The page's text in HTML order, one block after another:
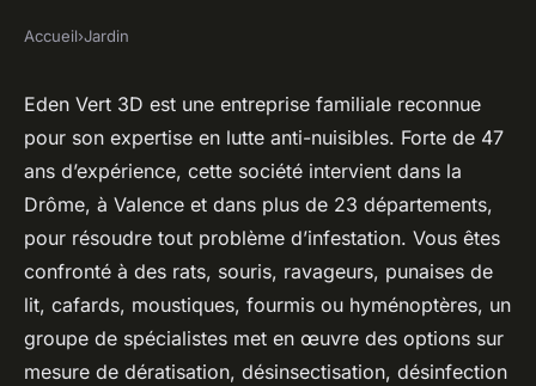
Luttez contre les nuisible avec
l'entreprise Eden Vert 3D dans
la Drôme
cerise •4 juillet 2025• 6 min de lecture
Accueil›Jardin
Eden Vert 3D est une entreprise familiale reconnue
pour son expertise en lutte anti-nuisibles. Forte de 47
ans d’expérience, cette société intervient dans la
Drôme, à Valence et dans plus de 23 départements,
pour résoudre tout problème d’infestation. Vous êtes
confronté à des rats, souris, ravageurs, punaises de
lit, cafards, moustiques, fourmis ou hyménoptères, un
groupe de spécialistes met en œuvre des options sur
mesure de dératisation, désinsectisation, désinfection